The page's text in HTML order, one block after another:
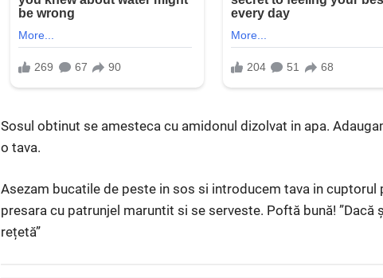
Sosul obtinut se amesteca cu amidonul dizolvat in apa.
o tava.
Asezam bucatile de peste in sos si introducem tava in cuptorul
presara cu patrunjel maruntit si se serveste. Poftă bună!
rețetă”